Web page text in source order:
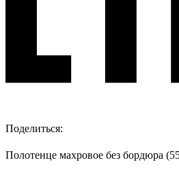
Поделиться:
Полотенце махровое без бордюра